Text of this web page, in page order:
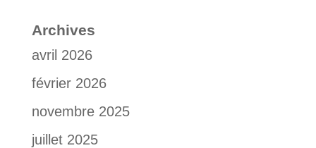
Archives
avril 2026
février 2026
novembre 2025
juillet 2025